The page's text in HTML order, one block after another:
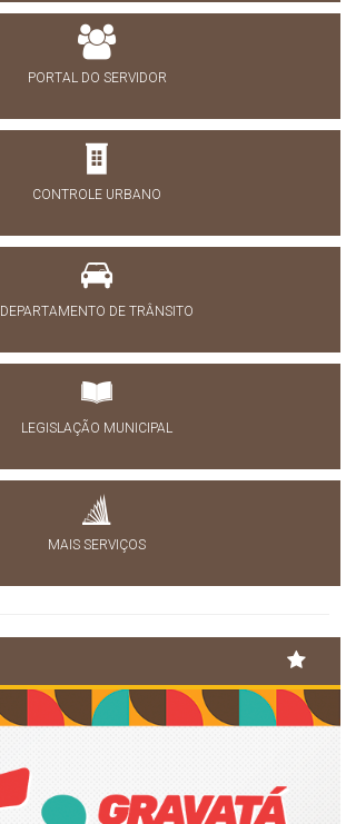
PORTAL DO SERVIDOR
CONTROLE URBANO
DEPARTAMENTO DE TRÂNSITO
LEGISLAÇÃO MUNICIPAL
MAIS SERVIÇOS